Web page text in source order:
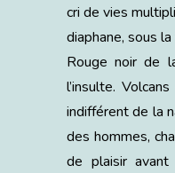
cri de vies
diaphane, sous
Rouge noir de
l’insulte.
indifférent de la
des hommes,
de plaisir avant